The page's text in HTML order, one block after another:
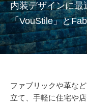
内装デザインに最
「VouStile」と
ファブリックや革な
立て、手軽に住宅や